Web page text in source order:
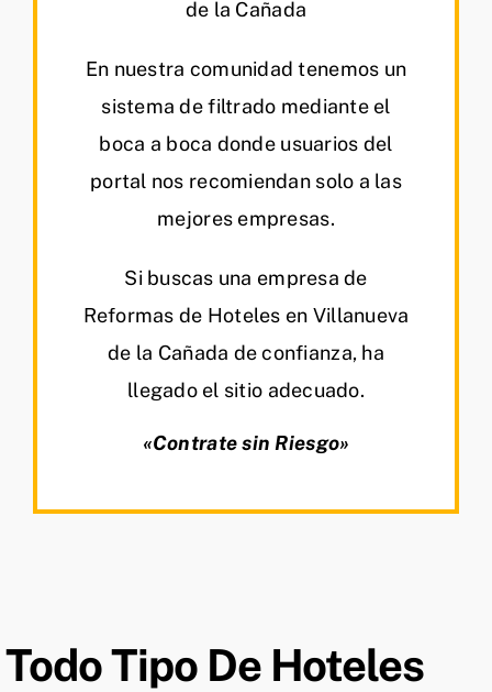
de la Cañada
En nuestra comunidad tenemos un
sistema de filtrado mediante el
boca a boca donde usuarios del
portal nos recomiendan solo a las
mejores empresas.
Si buscas una empresa de
Reformas de Hoteles en Villanueva
de la Cañada de confianza, ha
llegado el sitio adecuado.
«Contrate sin Riesgo»
Todo Tipo De Hoteles